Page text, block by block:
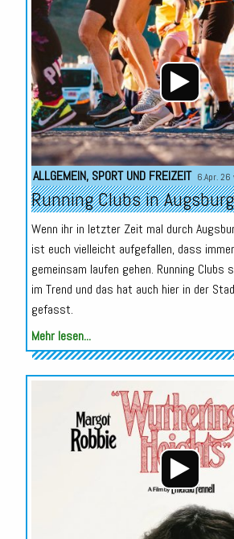
ALLGEMEIN, SPORT UND FREIZEIT 6.Apr. 26
Running Clubs in Augsburg
Wenn ihr in letzter Zeit mal durch
ist euch vielleicht aufgefallen, dass
gemeinsam laufen gehen. Running Clubs
im Trend und das hat auch hier in der
gefasst.
Mehr lesen...